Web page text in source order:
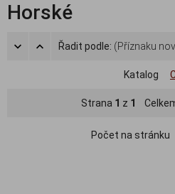
Horské
Řadit podle: (Příznaku
Katalog
Strana 1 z 1
Počet na stránku